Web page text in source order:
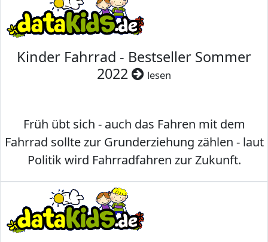
Kinder Fahrrad - Bestseller Sommer
2022
lesen
Früh übt sich - auch das Fahren mit dem
Fahrrad sollte zur Grunderziehung zählen - laut
Politik wird Fahrradfahren zur Zukunft.